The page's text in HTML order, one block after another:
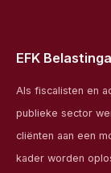
EFK
Als fiscalisten en
publieke sector
cliënten aan een
kader worden